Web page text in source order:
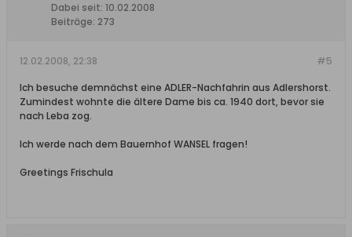
Dabei seit: 10.02.2008
Beiträge: 273
#5
12.02.2008, 22:38
Ich besuche demnächst eine ADLER-Nachfahrin aus Adlershorst.
Zumindest wohnte die ältere Dame bis ca. 1940 dort, bevor sie
nach Leba zog.
Ich werde nach dem Bauernhof WANSEL fragen!
Greetings Frischula